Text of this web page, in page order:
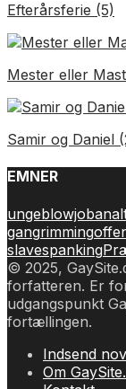
Efterårsferie (5)
Mester eller
Samir og Daniel
EMNER
ungeblowjobanal
gangrimming
slavespanking
© 2025,
forfatteren. Er
udgangspunkt
fortællingen.
Indsend
Om